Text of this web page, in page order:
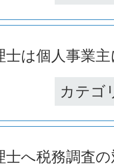
士は個人事業
カテゴ
士へ税務調査